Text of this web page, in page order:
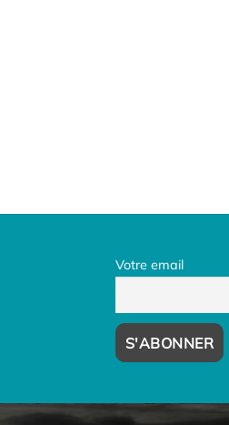
Votre email